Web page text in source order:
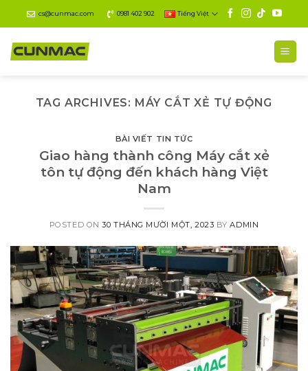
to
content
cs@cunmac.com 0981 402 902 Tiếng Việt
TAG ARCHIVES: MÁY CẮT XẺ TỰ ĐỘNG
BÀI VIẾT TIN TỨC
Giao hàng thành công Máy cắt xẻ
tôn tự động đến khách hàng Việt
Nam
POSTED ON30 THÁNG MƯỜI MỘT, 2023 BYADMIN